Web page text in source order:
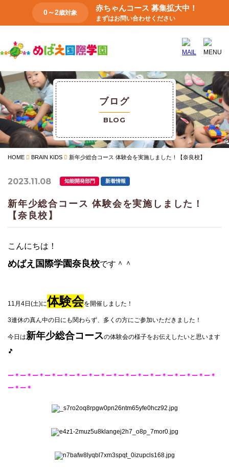
0～2歳対象
赤ちゃんコース 募集拡大中！
まずはお問い合わせください
ブログ
BLOG
HOME BRAIN KIDS 新年少総合コース 体験会を実施しました！【奈良校】
2023.11.08 知能開発部門 新着情報
新年少総合コース 体験会を実施しました！
【奈良校】
こんにちは！
めばえ国際学園奈良校です＾＾
11月4日(土)に体験会を開催しました！
3連休の真ん中の日にも関わらず、多くの方にご参加いただきました！
今日は新年少総合コースの体験会の様子をお伝えしたいと思います
🎵
ー＊ー＊ー＊ー＊ー＊ー＊ー＊ー＊ー＊ー＊ー＊ー＊ー＊ー＊ー＊ー＊ー＊
ー＊ー＊